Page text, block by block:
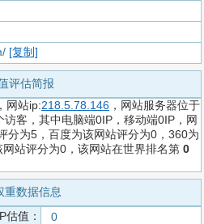
[复制]
评估简报
，网站ip:218.5.78.146 ，网站服务器位于
客，其中电脑端0IP，移动端0IP，网
分为5，百度为该网站评分为0，360为
站评分为0，该网站在世界排名第 0
重数据信息
估值：
0